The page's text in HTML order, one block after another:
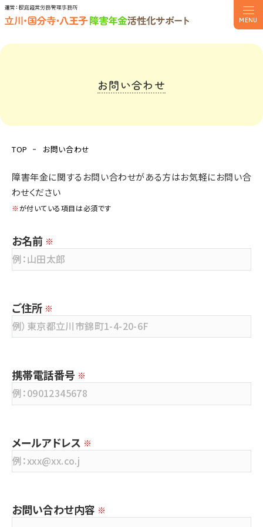
MENU
お問い合わせ
TOP お問い合わせ
障害年金に関するお問い合わせがある方はお気軽にお問い合
わせください
※が付いている項目は必須です
お名前 ※
ご住所 ※
携帯電話番号 ※
メールアドレス ※
お問い合わせ内容 ※